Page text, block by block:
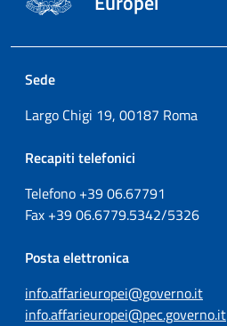
Sede
Largo Chigi 19, 00187 Roma
Recapiti telefonici
Telefono +3906.67791
Fax +3906.6779.5342/5326
Posta elettronica
info.affarieuropei@governo.it
info.affarieuropei@pec.governo.it